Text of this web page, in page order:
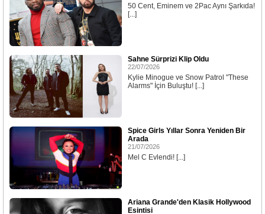
50 Cent, Eminem ve 2Pac Aynı Şarkıda!
[...]
Sahne Sürprizi Klip Oldu
22/07/2026
Kylie Minogue ve Snow Patrol "These
Alarms" İçin Buluştu! [...]
Spice Girls Yıllar Sonra Yeniden Bir
Arada
21/07/2026
Mel C Evlendi! [...]
Ariana Grande'den Klasik Hollywood
Esintisi